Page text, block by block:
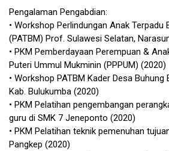
Pengalaman Pengabdian:
• Workshop Perlindungan Anak Terpadu
(PATBM) Prof. Sulawesi Selatan,
• PKM Pemberdayaan Perempuan &
Puteri Ummul Mukminin (PPPUM) (2020)
• Workshop PATBM Kader Desa Buhung
Kab. Bulukumba (2020)
• PKM Pelatihan pengembangan
guru di SMK 7 Jeneponto (2020)
• PKM Pelatihan teknik pemenuhan
Pangkep (2020)